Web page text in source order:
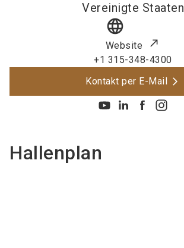
Vereinigte Staaten
language
Website
+1 315-348-4300
Kontakt per E-Mail
Hallenplan